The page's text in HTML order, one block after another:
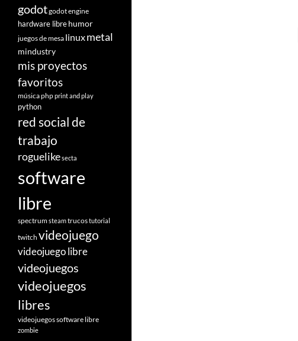
godotgodot engine
hardware librehumor
juegos de mesa linuxmetal
mindustry
mis proyectos
favoritos
músicaphpprint and play
python
red social de
trabajo
roguelikesecta
software
libre
spectrumsteamtrucostutorial
twitch videojuego
videojuego libre
videojuegos
videojuegos
libres
videojuegos software libre
zombie